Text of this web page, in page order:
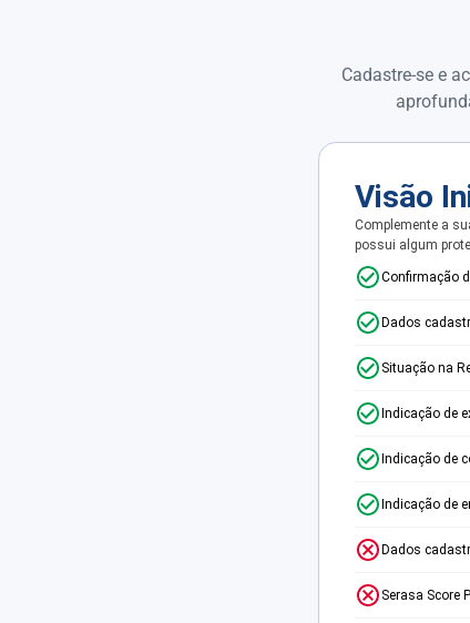
Cadastre-se e
Visão
Complemente a
possui algum
Confirmação
Dados
Situação na
Indicação de
Indicação de
Indicação de
Dados
Serasa Score